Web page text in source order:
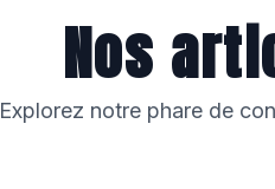
Nos
Explorez notre phare de